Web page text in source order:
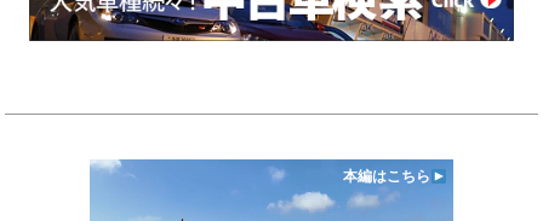
本編はこちら